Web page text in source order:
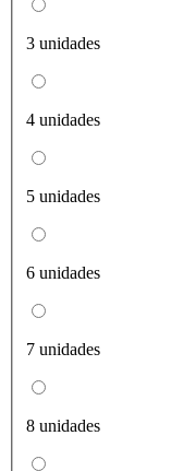
3 unidades
4 unidades
5 unidades
6 unidades
7 unidades
8 unidades